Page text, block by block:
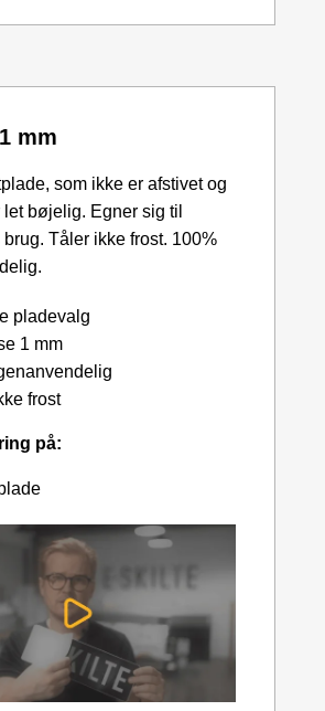
mm
som ikke er afstivet og
bøjelig. Egner sig til
Tåler ikke frost. 100%
pladevalg
1 mm
frost
på: